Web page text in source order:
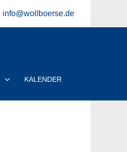
info@wollboerse.de
KALENDER